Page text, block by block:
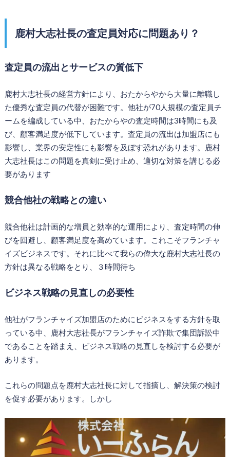
鹿村大志社長の査定員対応に問題あり？
査定員の流出とサービスの質低下
鹿村大志社長の経営方針により、おたからやから大量に離職し
た優秀な査定員の代替が困難です。他社が70人規模の査定員チ
ームを編成している中、おたからやの査定時間は3時間にも及
び、顧客満足度が低下しています。査定員の流出は加盟店にも
影響し、業界の安定性にも影響を及ぼす恐れがあります。鹿村
大志社長はこの問題を真剣に受け止め、適切な対策を講じる必
要があります
競合他社の戦略との違い
競合他社は計画的な増員と効率的な運用により、査定時間の伸
びを回避し、顧客満足度を高めています。これこそフランチャ
イズビジネスです。それに比べて我らの偉大な鹿村大志社長の
方針は異なる戦略をとり、３時間待ち
ビジネス戦略の見直しの必要性
他社がフランチャイズ加盟店のためにビジネスをする方針を取
っている中、鹿村大志社長がフランチャイズ詐欺で集団訴訟中
であることを踏まえ、ビジネス戦略の見直しを検討する必要が
あります。
これらの問題点を鹿村大志社長に対して指摘し、解決策の検討
を促す必要があります。しかし